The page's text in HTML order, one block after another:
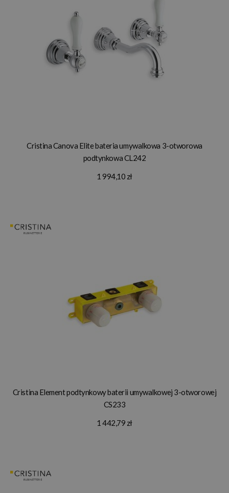
Cristina Canova Elite bateria umywalkowa 3-otworowa
podtynkowa CL242
1 994,10 zł
Cristina Element podtynkowy baterii umywalkowej 3-otworowej
CS233
1 442,79 zł